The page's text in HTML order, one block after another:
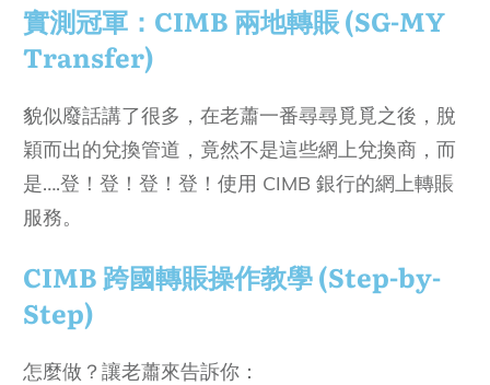
實測冠軍：CIMB 兩地轉賬 (SG-MY
Transfer)
貌似廢話講了很多，在老蕭一番尋尋覓覓之後，脫
穎而出的兌換管道，竟然不是這些網上兌換商，而
是….登！登！登！登！使用 CIMB 銀行的網上轉賬
服務。
CIMB 跨國轉賬操作教學 (Step-by-
Step)
怎麼做？讓老蕭來告訴你：